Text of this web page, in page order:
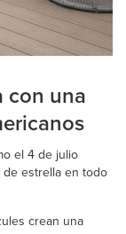
con una
el 4 de julio
estrella en todo
crean una